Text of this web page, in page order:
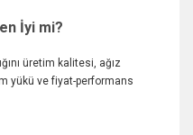
İyi mi?
üretim kalitesi, ağız
yükü ve fiyat-performans